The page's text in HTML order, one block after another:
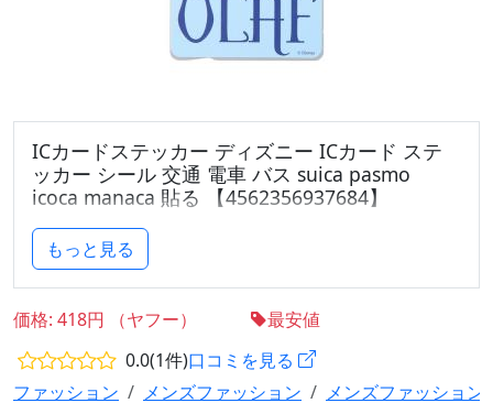
ICカードステッカー ディズニー ICカード ステ
ッカー シール 交通 電車 バス suica pasmo
icoca manaca 貼る 【4562356937684】
■対応端末: ICカードステッカー
■カラー: オラフ
■素材: 紙
関連キーワード: おすすめ 貼り方 さらさら 割れない
メーカー アンチグレア 厚さ apple アップル ブルーラ
イト ブルーライトカット 安い 傷 ホコリ べたべた 小
もっと見る
価格: 418円 （ヤフー）
最安値
0.0(1件)口コミを見る
ファッション
メンズファッション メンズファッション